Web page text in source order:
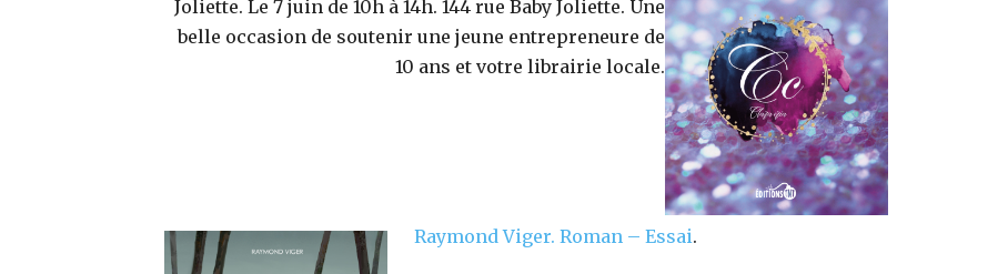
Joliette. Le 7 juin de 10h à 14h. 144 rue Baby Joliette. Une
belle occasion de soutenir une jeune entrepreneure de
10 ans et votre librairie locale.
Raymond Viger. Roman – Essai.